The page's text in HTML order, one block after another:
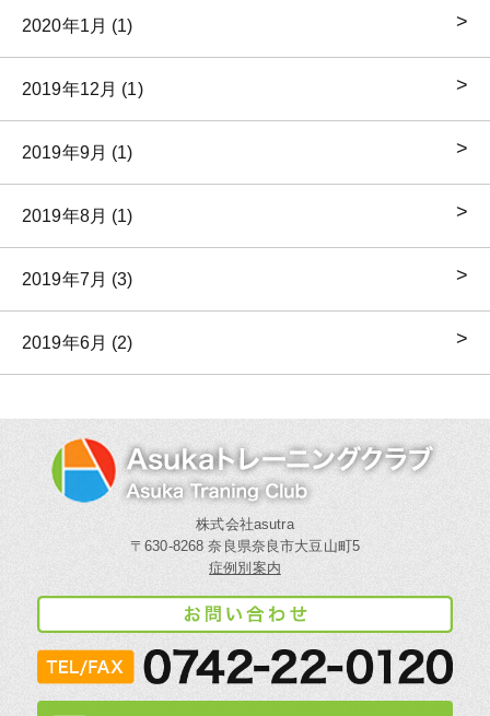
2020年1月 (1)
2019年12月 (1)
2019年9月 (1)
2019年8月 (1)
2019年7月 (3)
2019年6月 (2)
株式会社asutra
〒630-8268 奈良県奈良市大豆山町5
症例別案内